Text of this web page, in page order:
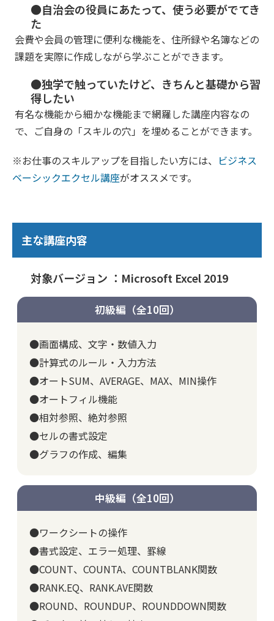
●自治会の役員にあたって、使う必要がでてき
た
会費や会員の管理に便利な機能を、住所録や名簿などの
課題を実際に作成しながら学ぶことができます。
●独学で触っていたけど、きちんと基礎から習
得したい
有名な機能から細かな機能まで網羅した講座内容なの
で、ご自身の「スキルの穴」を埋めることができます。
※お仕事のスキルアップを目指したい方には、 ビジネス
ベーシックエクセル講座がオススメです。
主な講座内容
対象バージョン ：Microsoft Excel 2019
初級編（全10回）
●画面構成、文字・数値入力
●計算式のルール・入力方法
●オートSUM、AVERAGE、MAX、MIN操作
●オートフィル機能
●相対参照、絶対参照
●セルの書式設定
●グラフの作成、編集
中級編（全10回）
●ワークシートの操作
●書式設定、エラー処理、罫線
●COUNT、COUNTA、COUNTBLANK関数
●RANK.EQ、RANK.AVE関数
●ROUND、ROUNDUP、ROUNDDOWN関数